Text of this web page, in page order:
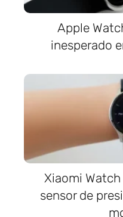
Apple
inesperado
Xiaomi
sensor de